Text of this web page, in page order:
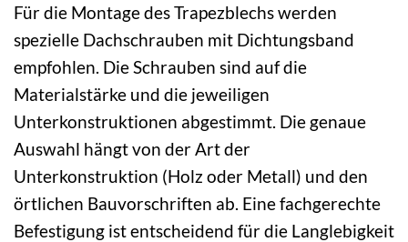
Für die Montage des Trapezblechs werden
spezielle Dachschrauben mit Dichtungsband
empfohlen. Die Schrauben sind auf die
Materialstärke und die jeweiligen
Unterkonstruktionen abgestimmt. Die genaue
Auswahl hängt von der Art der
Unterkonstruktion (Holz oder Metall) und den
örtlichen Bauvorschriften ab. Eine fachgerechte
Befestigung ist entscheidend für die Langlebigkeit